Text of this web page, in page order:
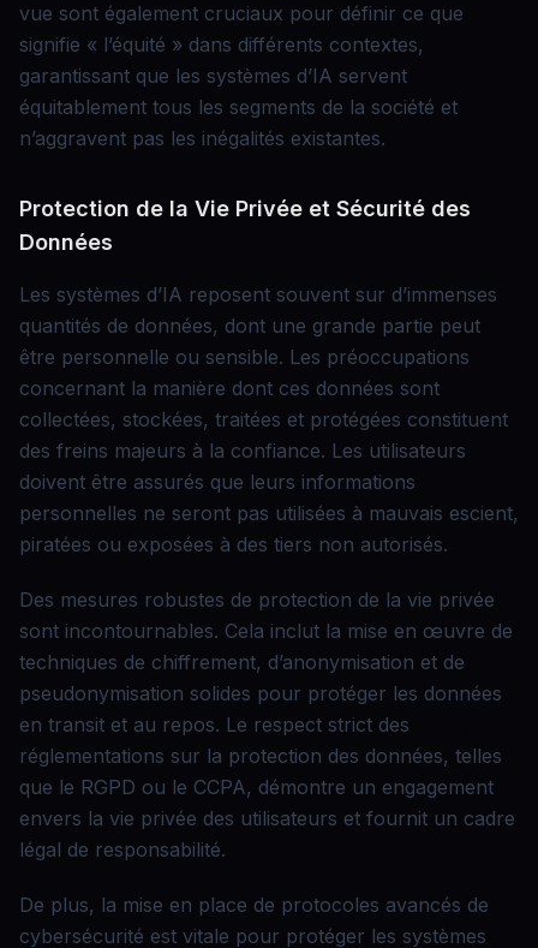
vue sont également cruciaux pour définir ce que
signifie « l’équité » dans différents contextes,
garantissant que les systèmes d’IA servent
équitablement tous les segments de la société et
n’aggravent pas les inégalités existantes.
Protection de la Vie Privée et Sécurité des
Données
Les systèmes d’IA reposent souvent sur d’immenses
quantités de données, dont une grande partie peut
être personnelle ou sensible. Les préoccupations
concernant la manière dont ces données sont
collectées, stockées, traitées et protégées constituent
des freins majeurs à la confiance. Les utilisateurs
doivent être assurés que leurs informations
personnelles ne seront pas utilisées à mauvais escient,
piratées ou exposées à des tiers non autorisés.
Des mesures robustes de protection de la vie privée
sont incontournables. Cela inclut la mise en œuvre de
techniques de chiffrement, d’anonymisation et de
pseudonymisation solides pour protéger les données
en transit et au repos. Le respect strict des
réglementations sur la protection des données, telles
que le RGPD ou le CCPA, démontre un engagement
envers la vie privée des utilisateurs et fournit un cadre
légal de responsabilité.
De plus, la mise en place de protocoles avancés de
cybersécurité est vitale pour protéger les systèmes